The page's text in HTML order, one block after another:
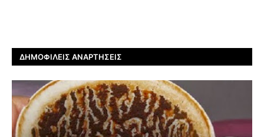
ΔΗΜΟΦΙΛΕΊΣ ΑΝΑΡΤΉΣΕΙΣ